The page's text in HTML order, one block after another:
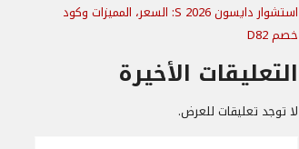
استشوار دايسون S 2026: السعر، المميزات وكود
خصم D82
التعليقات الأخيرة
لا توجد تعليقات للعرض.